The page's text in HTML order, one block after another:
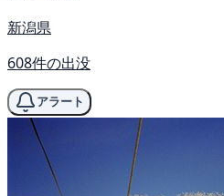
新潟県
608件の出没
アラート